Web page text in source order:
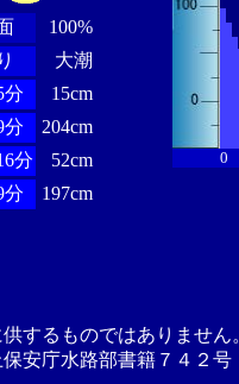
100%
大潮
分
15cm
分
204cm
分
52cm
分
197cm
0
するものではありませ
安庁水路部書籍７４２